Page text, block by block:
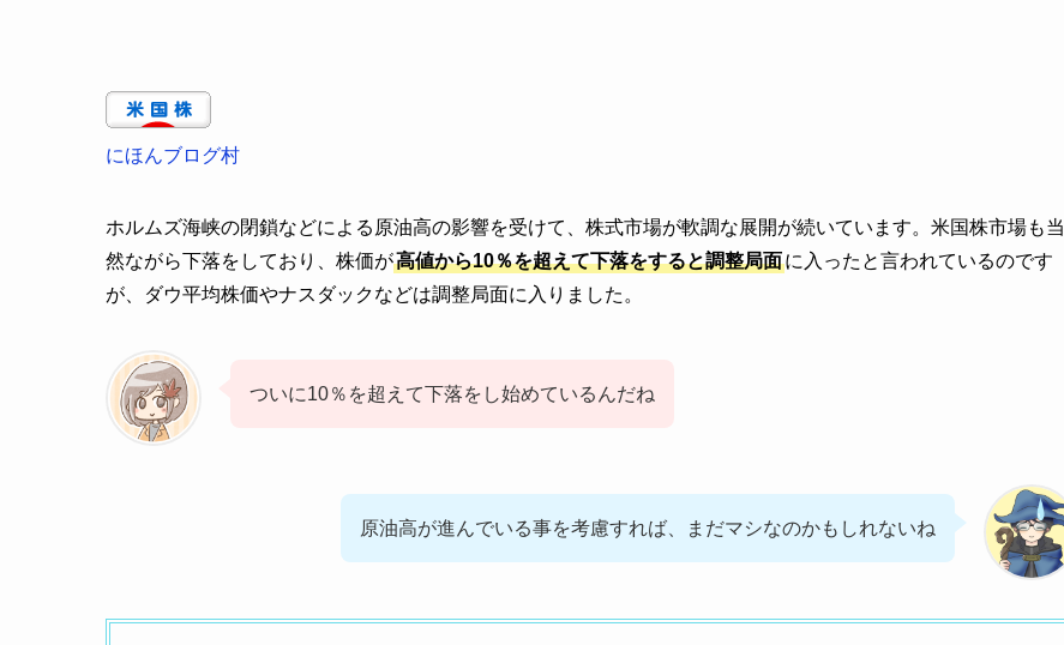
にほんブログ村
ホルムズ海峡の閉鎖などによる原油高の影響を受けて、株式市場が軟調な展開が続いています。米国株市場も当
然ながら下落をしており、株価が高値から10％を超えて下落をすると調整局面に入ったと言われているのです
が、ダウ平均株価やナスダックなどは調整局面に入りました。
ついに10％を超えて下落をし始めているんだね
原油高が進んでいる事を考慮すれば、まだマシなのかもしれないね